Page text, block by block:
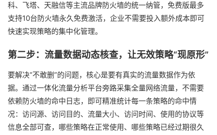
科、飞塔、天融信等主流品牌防火墙的统一纳管，免费版最多
支持10台防火墙永久免费激活，企业不需要投入额外成本即可
快速实现策略的集中化管理。
第二步：流量数据动态核查，让无效策略“现原形”
要解决“不敢删”的问题，核心是要有真实的流量数据作为依
据。通过一体化流量分析平台旁路采集全量网络流量，不需要
依赖防火墙的命中日志，即可精准统计每一条策略的命中情
况：访问源、访问目的、流量大小、访问时间、使用的协议等
信息全部可查，哪些策略在正常使用、哪些策略已经过期很久